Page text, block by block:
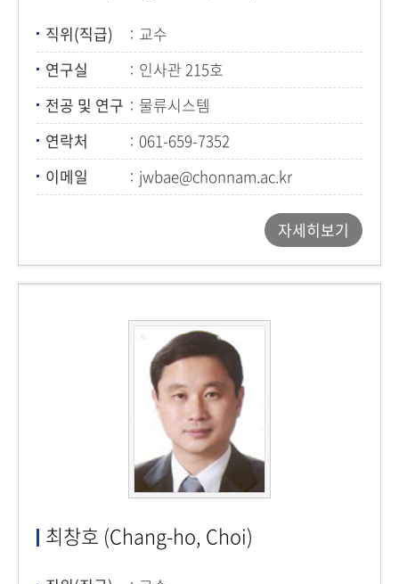
직위(직급)
교수
연구실
인사관 215호
전공 및 연구
물류시스템
연락처
061-659-7352
이메일
jwbae@chonnam.ac.kr
자세히보기
최창호 (Chang-ho, Choi)